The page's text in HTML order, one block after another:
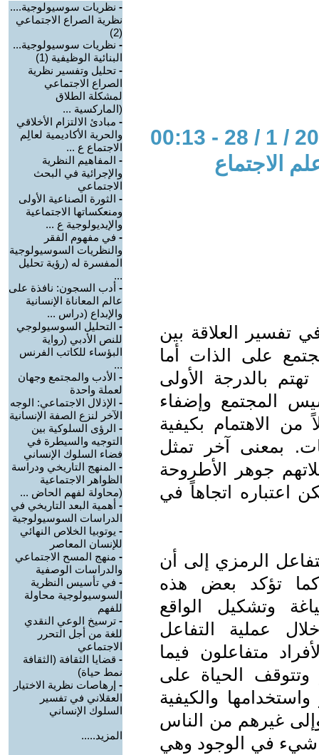
الاجتماع
تفسير العلاقة بين
على الذات أما
بالدرجة الأولى
المجتمع وإضفاء
من الاهتمام بكيفية
بمعنى آخر تمثل
جوهر الأطروحة
اعتباره اتجاهاً في
الرمزي إلى أن
كما تؤكد بعض هذه
وتشكيل الواقع
عملية التفاعل
متفاعلون فيما
الحياة على
والكيفية
غيرهم من الناس
شيء في الوجود وهي
- نظريات سوسيولوجية....
نظرية الصراع الاجتماعي
(2)
- نظريات سوسيولوجية...
البنائية الوظيفية (1)
- تحليل وتفسير نظرية
الصراع الاجتماعي
لمشكلة الطلاق
(الماركسية ...
- مبادئ الالتزام الأخلاقي
والحرية الأكاديمية لعالِم
الاجتماع ع ...
- المفاهيم النظرية
والإجرائية في البحث
الاجتماعي
- الثورة الصناعية الأولى
ومنعكساتها الاجتماعية
والإيديولوجية ع ...
- في مفهوم الفقر
والنظريات السوسيولوجية
المفسرة له (رؤية تحليل
...
- أدب السجون: نافذة على
عالم المعاناة الإنسانية
والإبداع (دراس ...
- التحليل السوسيولوجي
للنص الأدبي (رواية
البؤساء للكاتب الفرنس
...
- الأدب والمجتمع وجهان
لعملة واحدة
- الإذلال الاجتماعي: الوجه
الآخر لنزع الصفة الإنسانية
- الرؤى السلوكية بين
التوجيه والسيطرة في
فضاء السلوك الإنساني
- المنهج التاريخي ودراسة
الظواهر الاجتماعية
(محاولة لفهم الحاض ...
- أهمية البعد التاريخي في
الدراسات السوسيولوجية
- يوتوبيا الخلاص النهائي
للإنسان المعاصر
- منهج المسح الاجتماعي
والدراسات الوصفية
- في تأسيس النظرية
السوسيولوجية محاولة
للفهم
- ترسيخ الوعي النقدي
للغة من أجل التحرر
الاجتماعي
- قضايا الثقافة (الثقافة
نمط حياة)
- إرهاصات نظرية الاختيار
العقلاني في تفسير
السلوك الإنساني
المزيد.....